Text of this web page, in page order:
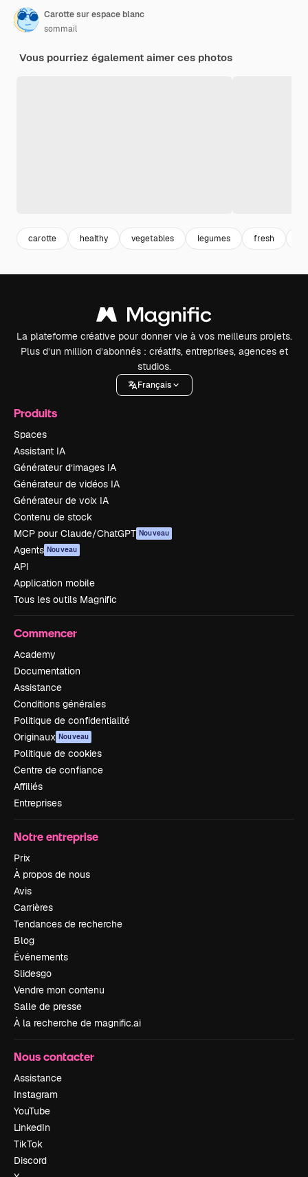
Carotte sur espace blanc
sommail
Vous pourriez également aimer ces photos
carotte healthy vegetables legumes fresh
La plateforme créative pour donner vie à vos meilleurs projets.
Plus d’un million d’abonnés : créatifs, entreprises, agences et
studios.
Français
Produits
Spaces
Assistant IA
Générateur d’images IA
Générateur de vidéos IA
Générateur de voix IA
Contenu de stock
MCP pour Claude/ChatGPT Nouveau
Agents Nouveau
API
Application mobile
Tous les outils Magnific
Commencer
Academy
Documentation
Assistance
Conditions générales
Politique de confidentialité
Originaux Nouveau
Politique de cookies
Centre de confiance
Affiliés
Entreprises
Notre entreprise
Prix
À propos de nous
Avis
Carrières
Tendances de recherche
Blog
Événements
Slidesgo
Vendre mon contenu
Salle de presse
À la recherche de magnific.ai
Nous contacter
Assistance
Instagram
YouTube
LinkedIn
TikTok
Discord